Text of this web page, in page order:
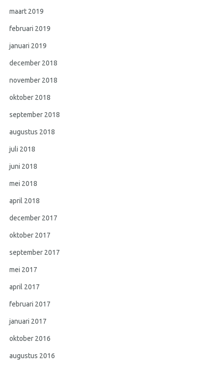
maart 2019
februari 2019
januari 2019
december 2018
november 2018
oktober 2018
september 2018
augustus 2018
juli 2018
juni 2018
mei 2018
april 2018
december 2017
oktober 2017
september 2017
mei 2017
april 2017
februari 2017
januari 2017
oktober 2016
augustus 2016